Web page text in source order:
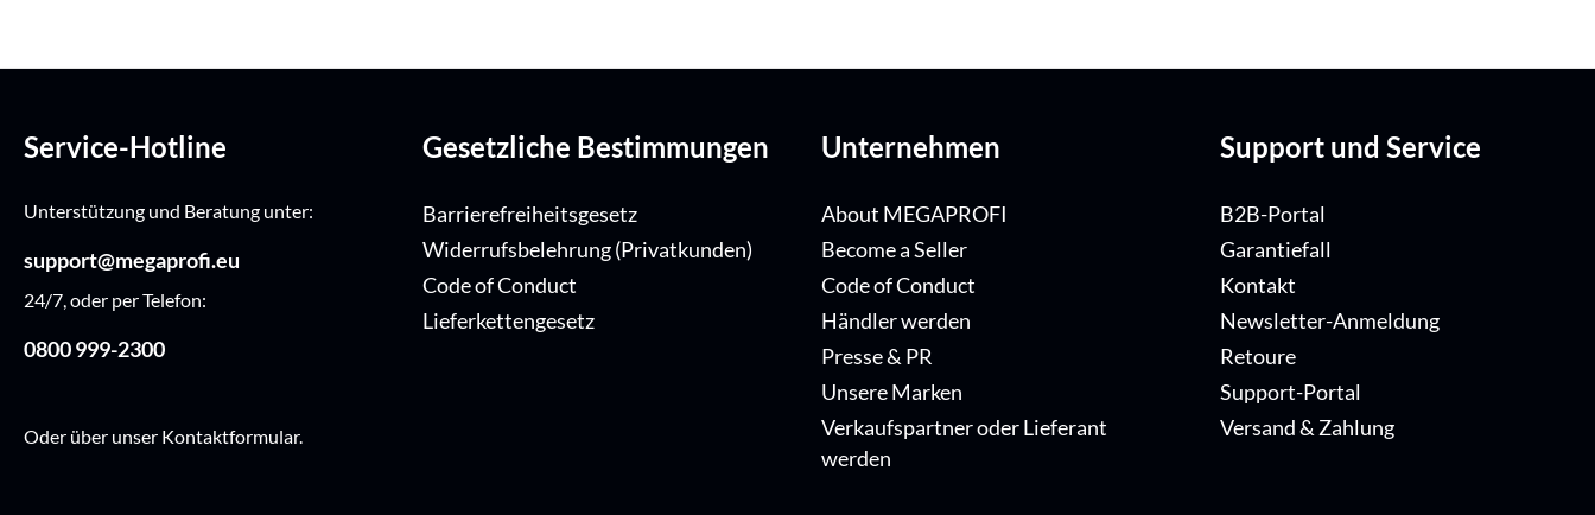
Service-Hotline
Unterstützung und Beratung unter:
support@megaprofi.eu
24/7, oder per Telefon:
0800 999-2300
Oder über unser Kontaktformular.
Gesetzliche Bestimmungen
Barrierefreiheitsgesetz
Widerrufsbelehrung (Privatkunden)
Code of Conduct
Lieferkettengesetz
Unternehmen
About MEGAPROFI
Become a Seller
Code of Conduct
Händler werden
Presse & PR
Unsere Marken
Verkaufspartner oder Lieferant
werden
Support und Service
B2B-Portal
Garantiefall
Kontakt
Newsletter-Anmeldung
Retoure
Support-Portal
Versand & Zahlung